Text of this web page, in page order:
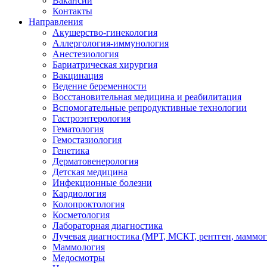
Контакты
Направления
Акушерство-гинекология
Аллергология-иммунология
Анестезиология
Бариатрическая хирургия
Вакцинация
Ведение беременности
Восстановительная медицина и реабилитация
Вспомогательные репродуктивные технологии
Гастроэнтерология
Гематология
Гемостазиология
Генетика
Дерматовенерология
Детская медицина
Инфекционные болезни
Кардиология
Колопроктология
Косметология
Лабораторная диагностика
Лучевая диагностика (МРТ, МСКТ, рентген,
Маммология
Медосмотры